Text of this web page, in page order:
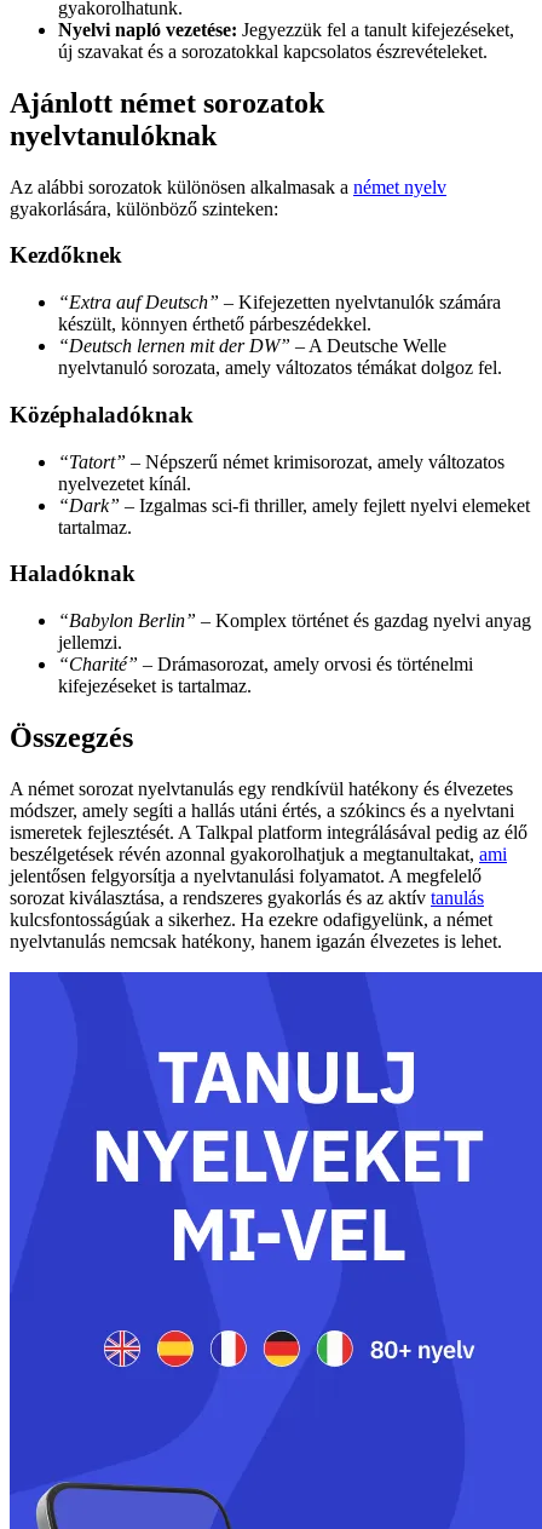
gyakorolhatunk.
Nyelvi napló vezetése: Jegyezzük fel a tanult kifejezéseket,
új szavakat és a sorozatokkal kapcsolatos észrevételeket.
Ajánlott német sorozatok
nyelvtanulóknak
Az alábbi sorozatok különösen alkalmasak a német nyelv
gyakorlására, különböző szinteken:
Kezdőknek
“Extra auf Deutsch” – Kifejezetten nyelvtanulók számára
készült, könnyen érthető párbeszédekkel.
“Deutsch lernen mit der DW” – A Deutsche Welle
nyelvtanuló sorozata, amely változatos témákat dolgoz fel.
Középhaladóknak
“Tatort” – Népszerű német krimisorozat, amely változatos
nyelvezetet kínál.
“Dark” – Izgalmas sci-fi thriller, amely fejlett nyelvi elemeket
tartalmaz.
Haladóknak
“Babylon Berlin” – Komplex történet és gazdag nyelvi anyag
jellemzi.
“Charité” – Drámasorozat, amely orvosi és történelmi
kifejezéseket is tartalmaz.
Összegzés
A német sorozat nyelvtanulás egy rendkívül hatékony és élvezetes
módszer, amely segíti a hallás utáni értés, a szókincs és a nyelvtani
ismeretek fejlesztését. A Talkpal platform integrálásával pedig az élő
beszélgetések révén azonnal gyakorolhatjuk a megtanultakat, ami
jelentősen felgyorsítja a nyelvtanulási folyamatot. A megfelelő
sorozat kiválasztása, a rendszeres gyakorlás és az aktív tanulás
kulcsfontosságúak a sikerhez. Ha ezekre odafigyelünk, a német
nyelvtanulás nemcsak hatékony, hanem igazán élvezetes is lehet.